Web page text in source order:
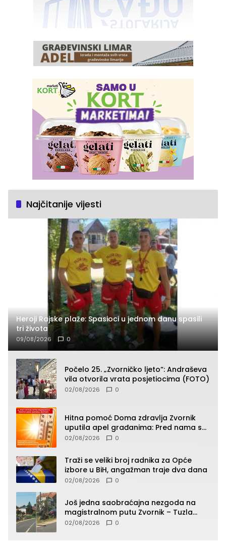
Najčitanije vijesti
Heroji Rajske plaže: Spasioci u jednom danu spasili
tri života
09/08/2026 0
Počelo 25. „Zvorničko ljeto“: Andraševa
vila otvorila vrata posjetiocima (FOTO)
02/08/2026 0
Hitna pomoć Doma zdravlja Zvornik
uputila apel građanima: Pred nama su
temperature do 40°C, oprez zbog
02/08/2026 0
Traži se veliki broj radnika za Opće
izbore u BiH, angažman traje dva dana
02/08/2026 0
Još jedna saobraćajna nezgoda na
magistralnom putu Zvornik – Tuzla
(FOTO)
02/08/2026 0